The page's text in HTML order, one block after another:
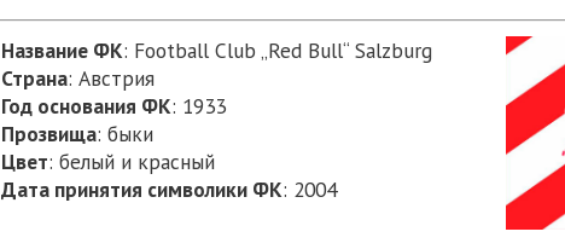
Название ФК: Football Club „Red Bull“ Salzburg
Страна: Австрия
Год основания ФК: 1933
Прозвища: быки
Цвет: белый и красный
Дата принятия символики ФК: 2004